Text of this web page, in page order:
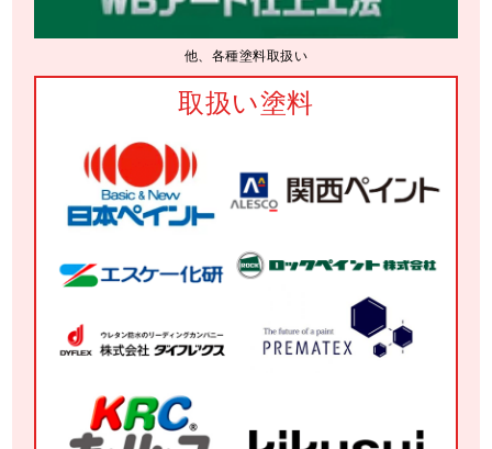
他、各種塗料取扱い
取扱い塗料